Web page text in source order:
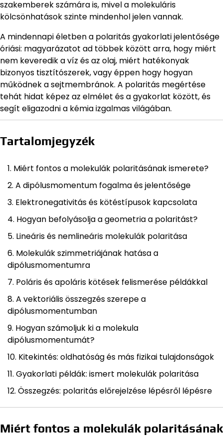
szakemberek számára is, mivel a molekuláris
kölcsönhatások szinte mindenhol jelen vannak.
A mindennapi életben a polaritás gyakorlati jelentősége
óriási: magyarázatot ad többek között arra, hogy miért
nem keveredik a víz és az olaj, miért hatékonyak
bizonyos tisztítószerek, vagy éppen hogy hogyan
működnek a sejtmembránok. A polaritás megértése
tehát hidat képez az elmélet és a gyakorlat között, és
segít eligazodni a kémia izgalmas világában.
Tartalomjegyzék
Miért fontos a molekulák polaritásának ismerete?
A dipólusmomentum fogalma és jelentősége
Elektronegativitás és kötéstípusok kapcsolata
Hogyan befolyásolja a geometria a polaritást?
Lineáris és nemlineáris molekulák polaritása
Molekulák szimmetriájának hatása a
dipólusmomentumra
Poláris és apoláris kötések felismerése példákkal
A vektoriális összegzés szerepe a
dipólusmomentumban
Hogyan számoljuk ki a molekula
dipólusmomentumát?
Kitekintés: oldhatóság és más fizikai tulajdonságok
Gyakorlati példák: ismert molekulák polaritása
Összegzés: polaritás előrejelzése lépésről lépésre
Miért fontos a molekulák polaritásának